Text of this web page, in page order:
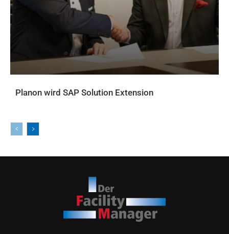
Planon wird SAP Solution Extension